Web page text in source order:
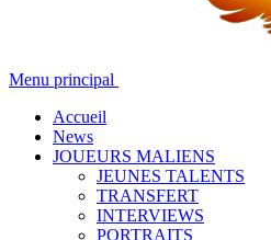
Menu principal
Accueil
News
JOUEURS MALIENS
JEUNES TALENTS
TRANSFERT
INTERVIEWS
PORTRAITS